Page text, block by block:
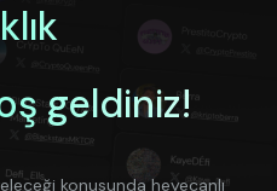
geldiniz!
konusunda heyecanlı